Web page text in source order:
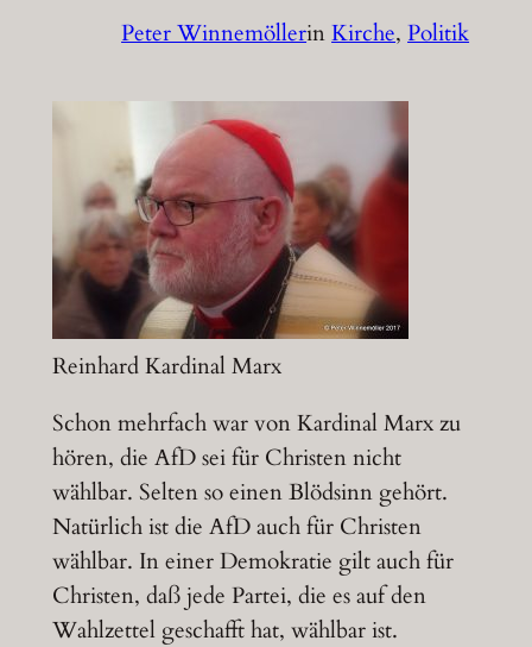
Peter WinnemöllerinKirche, Politik
Reinhard Kardinal Marx
Schon mehrfach war von Kardinal Marx zu
hören, die AfD sei für Christen nicht
wählbar. Selten so einen Blödsinn gehört.
Natürlich ist die AfD auch für Christen
wählbar. In einer Demokratie gilt auch für
Christen, daß jede Partei, die es auf den
Wahlzettel geschafft hat, wählbar ist.